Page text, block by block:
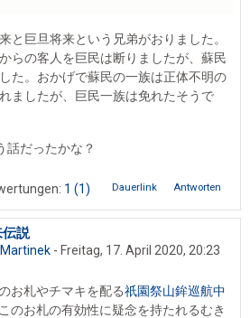
と巨旦将来という兄弟がおりました。
らの客人を巨民は断りましたが、蘇民
た。おかげで蘇民の一族は正体不明の
ましたが、巨民一族は免れたそうで
話だったかな？
1 (1) Dauerlink Antworten
Shinobar Martinek
説
- Freitag, 17. April 2020, 20:23
お札やチマキを配る祇園祭山鉾巡航中
のお札の有効性に疑念を持たれるむき